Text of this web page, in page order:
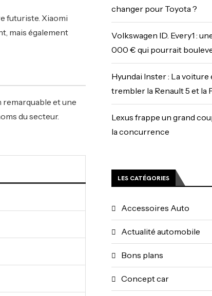
futuriste. Xiaomi
mais également
remarquable et une
du secteur.
changer pour Toyota ?
Volkswagen ID. Every1 :
000 € qui pourrait
Hyundai Inster : La
trembler la Renault 5 et la
Lexus frappe un grand
la concurrence
LES CATÉGORIES
Accessoires Auto
Actualité automobile
Bons plans
Concept car